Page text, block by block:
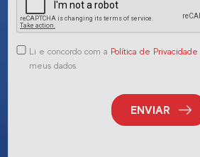
Li e concordo com a Política de Privacidade
meus dados.
ENVIAR